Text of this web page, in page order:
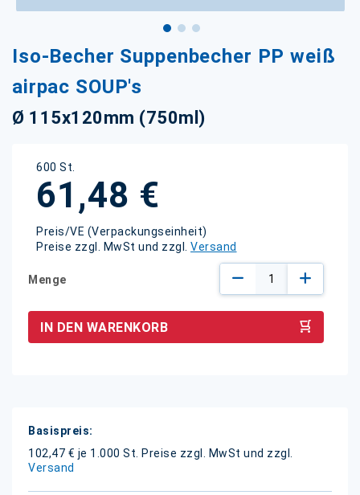
Iso-Becher Suppenbecher PP weiß
airpac SOUP's
Ø 115x120mm (750ml)
600 St.
61,48 €
Preis/VE (Verpackungseinheit)
Preise zzgl. MwSt und zzgl. Versand
Menge
IN DEN WARENKORB
Weitere
Informationen
102,47 € je 1.000 St.
Preise zzgl. MwSt und zzgl.
Versand
Anfang
der
Bildgalerie
springen